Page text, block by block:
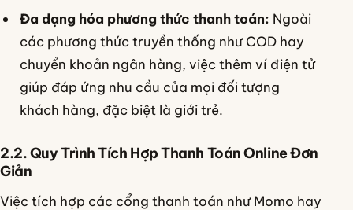
Đa dạng hóa phương thức thanh toán: Ngoài
các phương thức truyền thống như COD hay
chuyển khoản ngân hàng, việc thêm ví điện tử
giúp đáp ứng nhu cầu của mọi đối tượng
khách hàng, đặc biệt là giới trẻ.
2.2. Quy Trình Tích Hợp Thanh Toán Online Đơn
Giản
Việc tích hợp các cổng thanh toán như Momo hay